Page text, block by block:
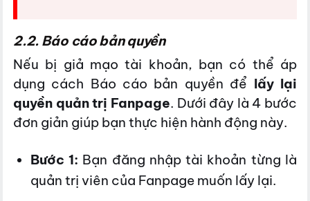
2.2. Báo cáo bản quyền
Nếu bị giả mạo tài khoản, bạn có thể áp
dụng cách Báo cáo bản quyền để lấy lại
quyền quản trị Fanpage. Dưới đây là 4 bước
đơn giản giúp bạn thực hiện hành động này.
Bước 1: Bạn đăng nhập tài khoản từng là
quản trị viên của Fanpage muốn lấy lại.